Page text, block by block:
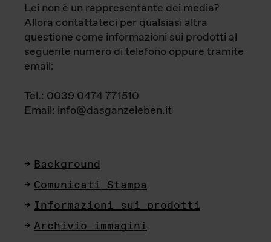
Lei non è un rappresentante dei media?
Allora contattateci per qualsiasi altra
questione come informazioni sui prodotti al
seguente numero di telefono oppure tramite
email:
Tel.: 0039 0474 771510
Email: info@dasganzeleben.it
Background
Comunicati Stampa
Informazioni sui prodotti
Archivio immagini